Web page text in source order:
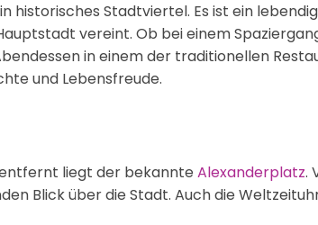
historisches Stadtviertel. Es ist ein
vereint. Ob bei einem
in einem der traditionellen
und Lebensfreude.
liegt der bekannte Alexanderplatz.
Blick über die Stadt. Auch die